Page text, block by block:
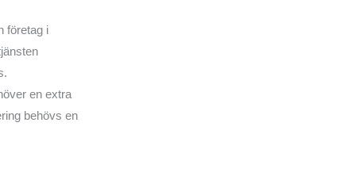
företag i
en extra
behövs en